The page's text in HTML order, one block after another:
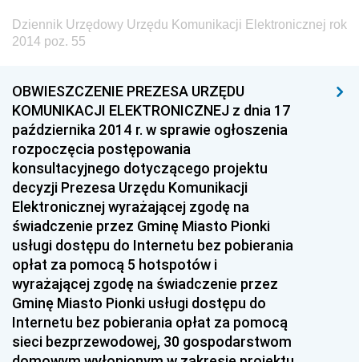
z 12 grudnia 2014 pozycje 71-72
z 27 listopada 2014 pozycja 69
z 25 listopada 2014 pozycje 65-68
z 20 listopada 2014 pozycja 64
z 18 listopada 2014 pozycja 63
z 13 listopada 2014 pozycje 61-62
z 31 października 2014 pozycja 60
z 29 października 2014 pozycja 59
z 23 października 2014 pozycje 57-58
z 20 października 2014 pozycje 55-56
z 23 września 2014 pozycje 53-54
Dziennik Urzędowy Urzędu Komunikacji Elektronicznej rok
2014 poz. 55
OBWIESZCZENIE PREZESA URZĘDU
KOMUNIKACJI ELEKTRONICZNEJ z dnia 17
października 2014 r. w sprawie ogłoszenia
rozpoczęcia postępowania
konsultacyjnego dotyczącego projektu
decyzji Prezesa Urzędu Komunikacji
Elektronicznej wyrażającej zgodę na
świadczenie przez Gminę Miasto Pionki
usługi dostępu do Internetu bez pobierania
opłat za pomocą 5 hotspotów i
wyrażającej zgodę na świadczenie przez
Gminę Miasto Pionki usługi dostępu do
Internetu bez pobierania opłat za pomocą
sieci bezprzewodowej, 30 gospodarstwom